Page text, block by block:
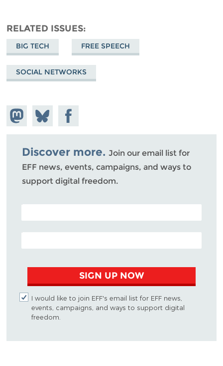
RELATED ISSUES
BIG TECH FREE SPEECH
SOCIAL NETWORKS
Share on
Mastodon
Share
on
Bluesky
Share on
Facebook
Discover more. Join our email list for
EFF news, events, campaigns, and ways to
support digital freedom.
POSTAL CODE (OPTIONAL)
EMAIL ADDRESS
SIGN UP NOW
I would like to join EFF's email list for EFF news,
events, campaigns, and ways to support digital
freedom.